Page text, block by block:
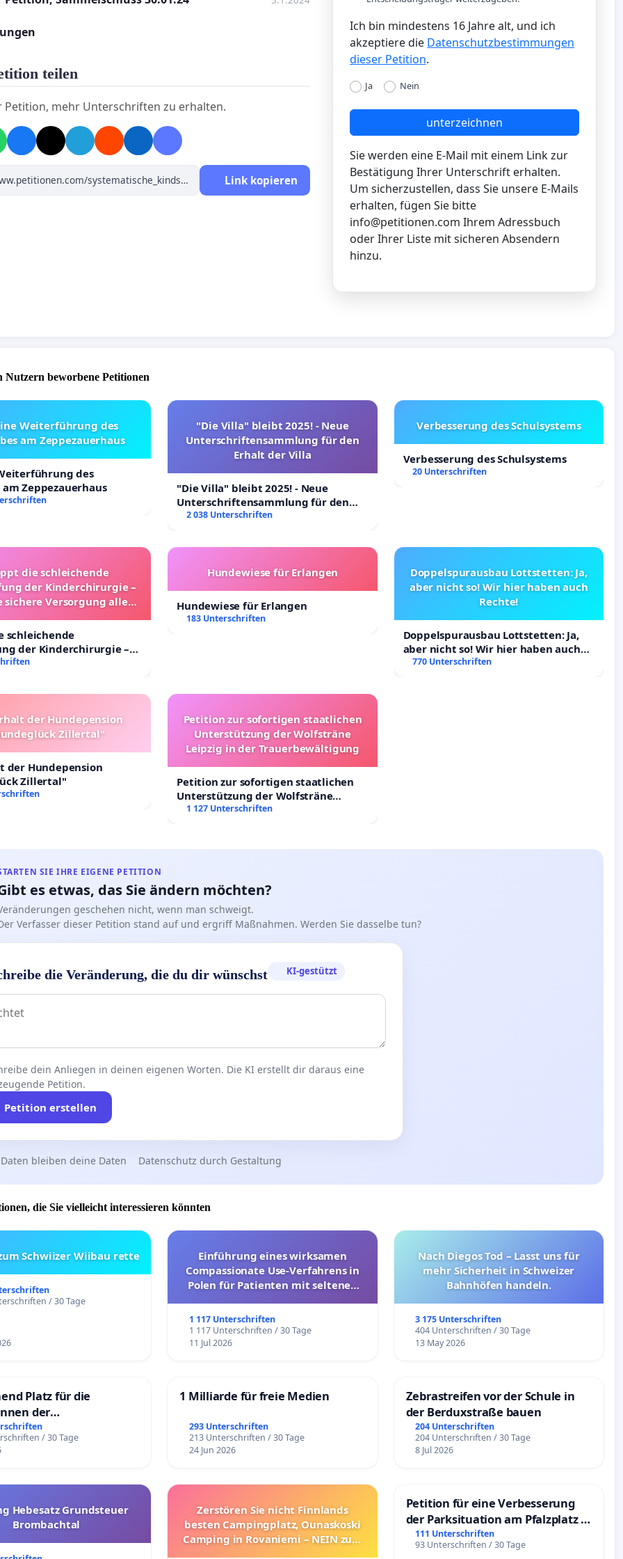
und Vater und Mutter in Trennung und
durch Gerichte und Behörden im Vollzug zu
sie dieses Verlangen für all unser Kinder, Eltern,
und Verwandte, die unter dieser systematischen
teilen
Petition, mehr Unterschriften zu erhalten.
Link kopieren
Ich bin mindestens 16 Jahre alt, und ich
akzeptiere die Datenschutzbestimmungen
dieser Petition.
Ja Nein
unterzeichnen
Sie werden eine E-Mail mit einem Link zur
Bestätigung Ihrer Unterschrift erhalten.
Um sicherzustellen, dass Sie unsere E-Mails
erhalten, fügen Sie bitte
info@petitionen.com Ihrem Adressbuch
oder Ihrer Liste mit sicheren Absendern
hinzu.
Nutzern beworbene Petitionen
Weiterführung des
am Zeppezauerhaus
des
Zeppezauerhaus
"Die Villa" bleibt 2025! - Neue
Unterschriftensammlung für den
Erhalt der Villa
"Die Villa" bleibt 2025! - Neue
Unterschriftensammlung für den
Erhalt der Villa
2 038 Unterschriften
Verbesserung des Schulsystems
Verbesserung des Schulsystems
20 Unterschriften
die schleichende
der Kinderchirurgie –
sichere Versorgung aller
schleichende
der Kinderchirurgie –
Versorgung aller
Hundewiese für Erlangen
Hundewiese für Erlangen
183 Unterschriften
Doppelspurausbau Lottstetten: Ja,
aber nicht so! Wir hier haben auch
Rechte!
Doppelspurausbau Lottstetten: Ja,
aber nicht so! Wir hier haben auch
Rechte!
770 Unterschriften
der Hundepension
Zillertal"
der Hundepension
Zillertal"
Petition zur sofortigen staatlichen
Unterstützung der Wolfsträne
Leipzig in der Trauerbewältigung
Petition zur sofortigen staatlichen
Unterstützung der Wolfsträne
Leipzig in der Trauerbewältigung
1 127 Unterschriften
SIE IHRE EIGENE PETITION
es etwas, das Sie ändern möchten?
geschehen nicht, wenn man schweigt.
Verfasser dieser Petition stand auf und ergriff Maßnahmen. Werden Sie dasselbe tun?
die Veränderung, die du dir wünschst KI-gestützt
dein Anliegen in deinen eigenen Worten. Die KI erstellt dir daraus eine
Petition.
Petition erstellen
bleiben deine Daten Datenschutz durch Gestaltung
die Sie vielleicht interessieren könnten
Schwiizer Wiibau rette
/ 30 Tage
Einführung eines wirksamen
Compassionate Use-Verfahrens in
Polen für Patienten mit seltenen
1 117 Unterschriften
1 117 Unterschriften / 30 Tage
11 Jul 2026
Nach Diegos Tod – Lasst uns für
mehr Sicherheit in Schweizer
Bahnhöfen handeln.
3 175 Unterschriften
404 Unterschriften / 30 Tage
13 May 2026
Platz für die
der
/ 30 Tage
1 Milliarde für freie Medien
293 Unterschriften
213 Unterschriften / 30 Tage
24 Jun 2026
Zebrastreifen vor der Schule in
der Berduxstraße bauen
204 Unterschriften
204 Unterschriften / 30 Tage
8 Jul 2026
Hebesatz Grundsteuer
Brombachtal
Zerstören Sie nicht Finnlands
besten Campingplatz, Ounaskoski
Camping in Rovaniemi – NEIN zum
Petition für eine Verbesserung
der Parksituation am Pfalzplatz in
Mannheim
111 Unterschriften
93 Unterschriften / 30 Tage